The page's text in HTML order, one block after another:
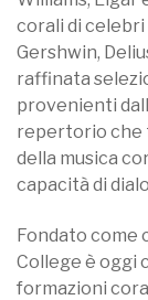
corali di
Gershwin,
raffinata
provenienti
repertorio che
della musica
capacità di
Fondato come
College è oggi
formazioni